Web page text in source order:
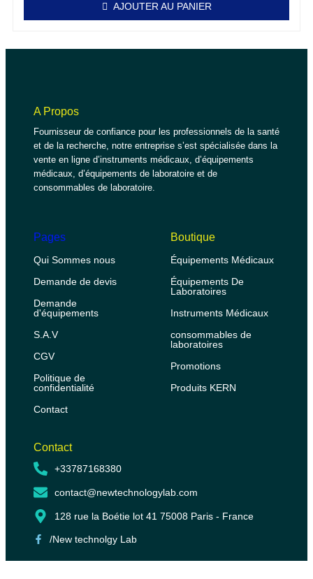
AJOUTER AU PANIER
A Propos
Fournisseur de confiance pour les professionnels de la santé
et de la recherche, notre entreprise s’est spécialisée dans la
vente en ligne d’instruments médicaux, d’équipements
médicaux, d’équipements de laboratoire et de
consommables de laboratoire.
Pages
Qui Sommes nous
Demande de devis
Demande
d'équipements
S.A.V
CGV
Politique de
confidentialité
Contact
Boutique
Équipements Médicaux
Équipements De
Laboratoires
Instruments Médicaux
consommables de
laboratoires
Promotions
Produits KERN
Contact
+33787168380
contact@newtechnologylab.com
128 rue la Boétie lot 41 75008 Paris - France
/New technolgy Lab